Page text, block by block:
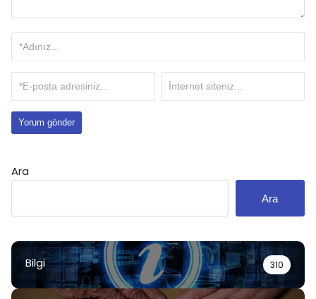
Ara
Ara
Bilgi 310